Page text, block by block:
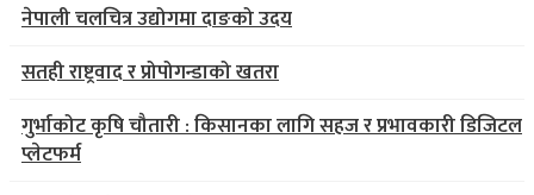
नेपाली चलचित्र उद्योगमा दाङको उदय
सतही राष्ट्रवाद र प्रोपोगन्डाको खतरा
गुर्भाकोट कृषि चौतारी : किसानका लागि सहज र प्रभावकारी डिजिटल
प्लेटफर्म